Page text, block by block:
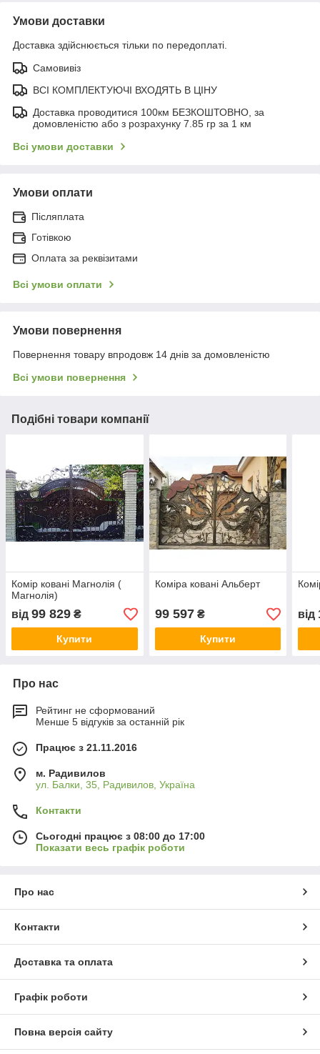
Умови доставки
Доставка здійснюється тільки по передоплаті.
Самовивіз
ВСІ КОМПЛЕКТУЮЧІ ВХОДЯТЬ В ЦІНУ
Доставка проводитися 100км БЕЗКОШТОВНО, за
домовленістю або з розрахунку 7.85 гр за 1 км
Всі умови доставки
Умови оплати
Післяплата
Готівкою
Оплата за реквізитами
Всі умови оплати
Умови повернення
Повернення товару впродовж 14 днів за домовленістю
Всі умови повернення
Подібні товари компанії
Комір ковані Магнолія (
Магнолія)
від 99 829 ₴
Купити
Коміра ковані Альберт
99 597₴
Купити
від
Про нас
Рейтинг не сформований
Менше 5 відгуків за останній рік
Працює з 21.11.2016
м. Радивилов
ул. Балки, 35, Радивилов, Україна
Контакти
Сьогодні працює з 08:00 до 17:00
Показати весь графік роботи
Про нас
Контакти
Доставка та оплата
Графік роботи
Повна версія сайту